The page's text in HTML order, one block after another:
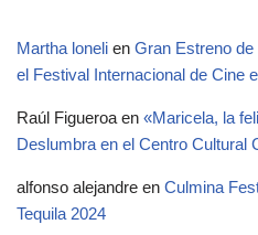
Martha loneli en Gran Estreno
el Festival Internacional de Cine
Raúl Figueroa en «Maricela, la
Deslumbra en el Centro Cultural
alfonso alejandre en Culmina
Tequila 2024